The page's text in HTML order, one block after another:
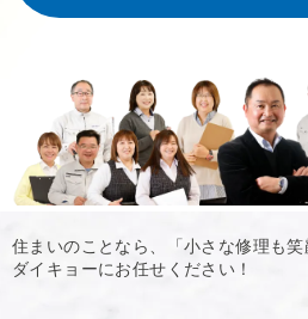
住まいのことなら、「小さな修理も
ダイキョーにお任せください！